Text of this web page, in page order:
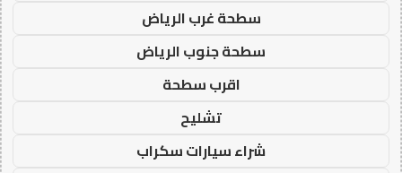
سطحة غرب الرياض
سطحة جنوب الرياض
اقرب سطحة
تشليح
شراء سيارات سكراب